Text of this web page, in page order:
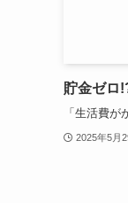
貯金ゼロ
「生活費
2025年5月